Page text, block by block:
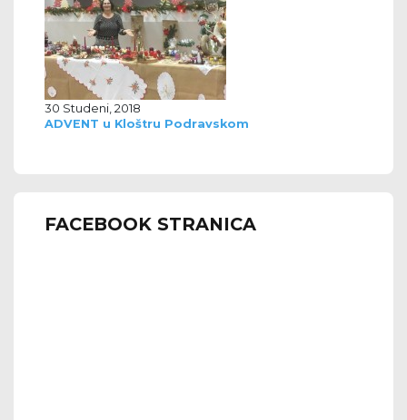
30 Studeni, 2018
ADVENT u Kloštru Podravskom
FACEBOOK STRANICA